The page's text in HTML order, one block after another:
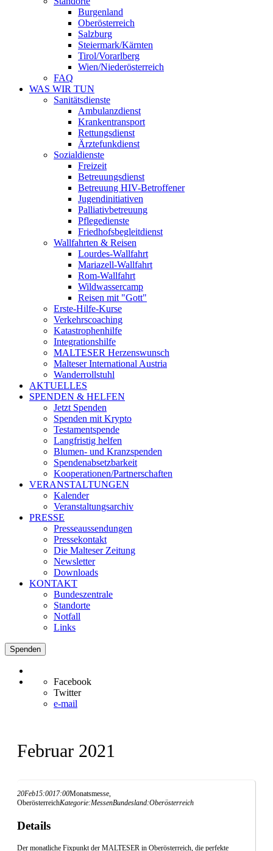
Burgenland
Oberösterreich
Salzburg
Steiermark/Kärnten
Tirol/Vorarlberg
Wien/Niederösterreich
FAQ
WAS WIR TUN
Sanitätsdienste
Ambulanzdienst
Krankentransport
Rettungsdienst
Ärztefunkdienst
Sozialdienste
Freizeit
Betreuungsdienst
Betreuung HIV-Betroffener
Jugendinitiativen
Palliativbetreuung
Pflegedienste
Friedhofsbegleitdienst
Wallfahrten & Reisen
Lourdes-Wallfahrt
Mariazell-Wallfahrt
Rom-Wallfahrt
Wildwassercamp
Reisen mit "Gott"
Erste-Hilfe-Kurse
Verkehrscoaching
Katastrophenhilfe
Integrationshilfe
MALTESER Herzenswunsch
Malteser International Austria
Wanderrollstuhl
AKTUELLES
SPENDEN & HELFEN
Jetzt Spenden
Spenden mit Krypto
Testamentspende
Langfristig helfen
Blumen- und Kranzspenden
Spendenabsetzbarkeit
Kooperationen/Partnerschaften
VERANSTALTUNGEN
Kalender
Veranstaltungsarchiv
PRESSE
Presseaussendungen
Pressekontakt
Die Malteser Zeitung
Newsletter
Downloads
KONTAKT
Bundeszentrale
Standorte
Notfall
Links
Spenden
Facebook
Twitter
e-mail
Februar 2021
20Feb15:0017:00Monatsmesse,
OberösterreichKategorie:MessenBundesland:Oberösterreich
Details
Der monatliche Fixpunkt der MALTESER in Oberösterreich, die perfekte